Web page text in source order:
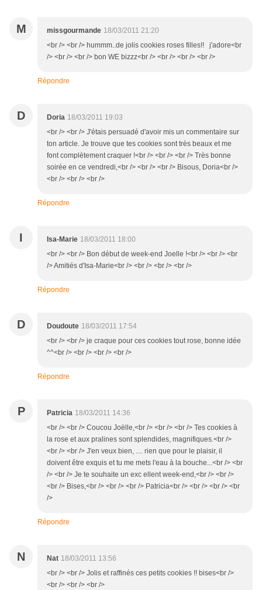
M missgourmande 18/03/2011 21:20
<br /> <br /> hummm..de jolis cookies roses filles!! j'adore<br
/> <br /> <br /> bon WE bizzz<br /> <br /> <br /> <br />
Répondre
D Doria 18/03/2011 19:03
<br /> <br /> J'étais persuadé d'avoir mis un commentaire sur
ton article. Je trouve que tes cookies sont très beaux et me
font complètement craquer !<br /> <br /> <br /> Très bonne
soirée en ce vendredi,<br /> <br /> <br /> Bisous, Doria<br />
<br /> <br /> <br />
Répondre
I Isa-Marie 18/03/2011 18:00
<br /> <br /> Bon début de week-end Joelle !<br /> <br /> <br
/> Amitiés d'Isa-Marie<br /> <br /> <br /> <br />
Répondre
D Doudoute 18/03/2011 17:54
<br /> <br /> je craque pour ces cookies tout rose, bonne idée
^^<br /> <br /> <br /> <br />
Répondre
P Patricia 18/03/2011 14:36
<br /> <br /> Coucou Joëlle,<br /> <br /> <br /> Tes cookies à
la rose et aux pralines sont splendides, magnifiques.<br />
<br /> <br /> J'en veux bien, .... rien que pour le plaisir, il
doivent être exquis et tu me mets l'eau à la bouche...<br /> <br
/> <br /> Je te souhaite un exc ellent week-end,<br /> <br />
<br /> Bises,<br /> <br /> <br /> Patricia<br /> <br /> <br /> <br
/>
Répondre
N Nat 18/03/2011 13:56
<br /> <br /> Jolis et raffinés ces petits cookies !! bises<br />
<br /> <br /> <br />